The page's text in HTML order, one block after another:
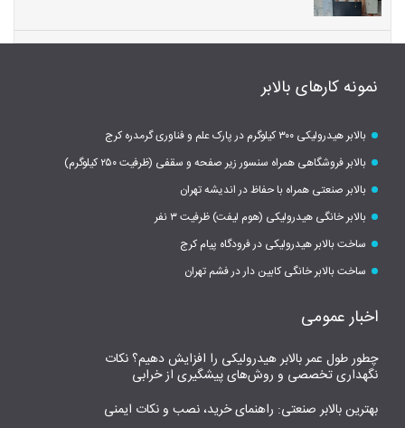
نمونه کارهای بالابر
بالابر هیدرولیکی ۳۰۰ کیلوگرم در پارک علم و فناوری گرمدره کرج
بالابر فروشگاهی همراه سنسور زیر صفحه و سقفی (ظرفیت ۲۵۰ کیلوگرم)
بالابر صنعتی همراه با حفاظ در اندیشه تهران
بالابر خانگی هیدرولیکی (هوم لیفت) ظرفیت ۳ نفر
ساخت بالابر هیدرولیکی در فرودگاه پیام کرج
ساخت بالابر خانگی کابین دار در فشم تهران
اخبار عمومی
چطور طول عمر بالابر هیدرولیکی را افزایش دهیم؟ نکات
نگهداری تخصصی و روش‌های پیشگیری از خرابی
بهترین بالابر صنعتی: راهنمای خرید، نصب و نکات ایمنی